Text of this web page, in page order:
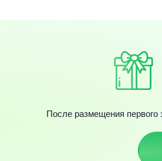
После размещения первого